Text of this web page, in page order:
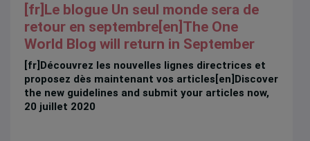
[fr]Le blogue Un seul monde sera de
retour en septembre[en]The One
World Blog will return in September
[fr]Découvrez les nouvelles lignes directrices et
proposez dès maintenant vos articles[en]Discover
the new guidelines and submit your articles now,
20 juillet 2020